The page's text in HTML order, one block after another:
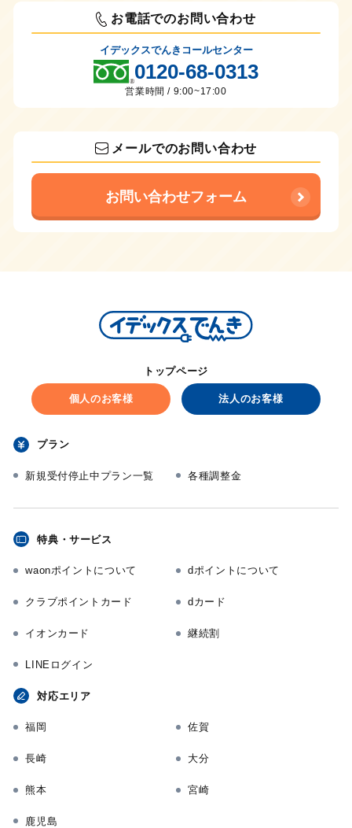
お電話でのお問い合わせ
イデックスでんきコールセンター
0120-68-0313
営業時間 / 9:00~17:00
メールでのお問い合わせ
お問い合わせフォーム
トップページ
個人のお客様 法人のお客様
プラン
新規受付停止中プラン一覧 各種調整金
特典・サービス
waonポイントについて dポイントについて
クラブポイントカード dカード
イオンカード 継続割
LINEログイン
対応エリア
福岡 佐賀
長崎 大分
熊本 宮崎
鹿児島